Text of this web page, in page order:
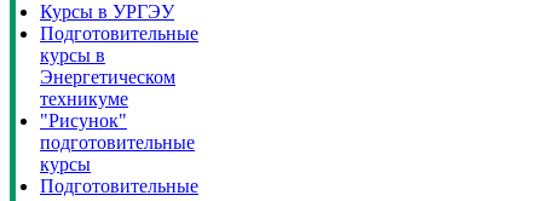
Курсы в УРГЭУ
Подготовительные
курсы в
Энергетическом
техникуме
"Рисунок"
подготовительные
курсы
Подготовительные